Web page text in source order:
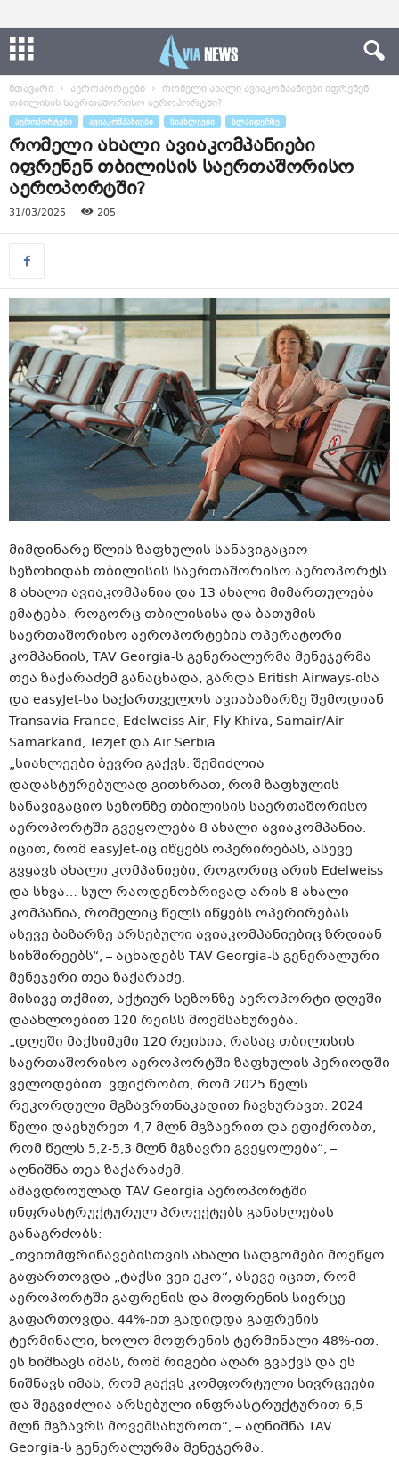
მთავარი აეროპორტები
რომელი ახალი ავიაკომპანიები იფრენენ
თბილისის საერთაშორისო აეროპორტში?
ᲐᲔᲠᲝᲞᲝᲠᲢᲔᲑᲘ ᲐᲕᲘᲐᲙᲝᲛᲞᲐᲜᲘᲔᲑᲘ ᲡᲘᲐᲮᲚᲔᲔᲑᲘ ᲡᲚᲐᲘᲓᲔᲠᲖᲔ
რომელი ახალი ავიაკომპანიები
იფრენენ თბილისის საერთაშორისო
აეროპორტში?
31/03/2025 205
მიმდინარე წლის ზაფხულის სანავიგაციო
სეზონიდან თბილისის საერთაშორისო აეროპორტს
8 ახალი ავიაკომპანია და 13 ახალი მიმართულება
ემატება. როგორც თბილისისა და ბათუმის
საერთაშორისო აეროპორტების ოპერატორი
კომპანიის, TAV Georgia-ს გენერალურმა მენეჯერმა
თეა ზაქარაძემ განაცხადა, გარდა British Airways-ისა
და easyJet-სა საქართველოს ავიაბაზარზე შემოდიან
Transavia France, Edelweiss Air, Fly Khiva, Samair/Air
Samarkand, Tezjet და Air Serbia.
„სიახლეები ბევრი გაქვს. შემიძლია
დადასტურებულად გითხრათ, რომ ზაფხულის
სანავიგაციო სეზონზე თბილისის საერთაშორისო
აეროპორტში გვეყოლება 8 ახალი ავიაკომპანია.
იცით, რომ easyJet-იც იწყებს ოპერირებას, ასევე
გვყავს ახალი კომპანიები, როგორიც არის Edelweiss
და სხვა… სულ რაოდენობრივად არის 8 ახალი
კომპანია, რომელიც წელს იწყებს ოპერირებას.
ასევე ბაზარზე არსებული ავიაკომპანიებიც ზრდიან
სიხშირეებს“, – აცხადებს TAV Georgia-ს გენერალური
მენეჯერი თეა ზაქარაძე.
მისივე თქმით, აქტიურ სეზონზე აეროპორტი დღეში
დაახლოებით 120 რეისს მოემსახურება.
„დღეში მაქსიმუმი 120 რეისია, რასაც თბილისის
საერთაშორისო აეროპორტში ზაფხულის პერიოდში
ველოდებით. ვფიქრობთ, რომ 2025 წელს
რეკორდული მგზავრთნაკადით ჩავხურავთ. 2024
წელი დავხურეთ 4,7 მლნ მგზავრით და ვფიქრობთ,
რომ წელს 5,2-5,3 მლნ მგზავრი გვეყოლება“, –
აღნიშნა თეა ზაქარაძემ.
ამავდროულად TAV Georgia აეროპორტში
ინფრასტრუქტურულ პროექტებს განახლებას
განაგრძობს:
„თვითმფრინავებისთვის ახალი სადგომები მოეწყო.
გაფართოვდა „ტაქსი ვეი ეკო“, ასევე იცით, რომ
აეროპორტში გაფრენის და მოფრენის სივრცე
გაფართოვდა. 44%-ით გადიდდა გაფრენის
ტერმინალი, ხოლო მოფრენის ტერმინალი 48%-ით.
ეს ნიშნავს იმას, რომ რიგები აღარ გვაქვს და ეს
ნიშნავს იმას, რომ გაქვს კომფორტული სივრცეები
და შეგვიძლია არსებული ინფრასტრუქტურით 6,5
მლნ მგზავრს მოვემსახუროთ“, – აღნიშნა TAV
Georgia-ს გენერალურმა მენეჯერმა.